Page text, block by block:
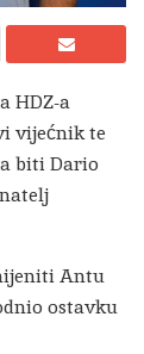
HDZ-a
vijećnik te
biti Dario
Antu
ostavku